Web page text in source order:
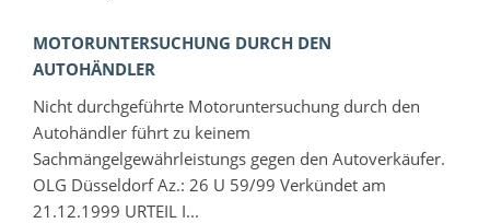
MOTORUNTERSUCHUNG DURCH DEN
AUTOHÄNDLER
Nicht durchgeführte Motoruntersuchung durch den
Autohändler führt zu keinem
Sachmängelgewährleistungs gegen den Autoverkäufer.
OLG Düsseldorf Az.: 26 U 59/99 Verkündet am
21.12.1999 URTEIL I...